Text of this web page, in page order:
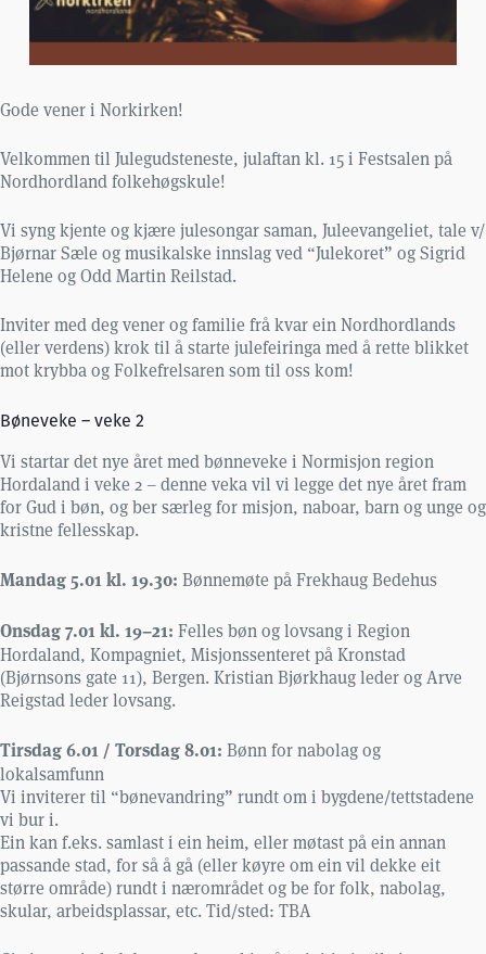
Gode vener i Norkirken!
Velkommen til Julegudsteneste, julaftan kl. 15 i Festsalen på
Nordhordland folkehøgskule!
Vi syng kjente og kjære julesongar saman, Juleevangeliet, tale v/
Bjørnar Sæle og musikalske innslag ved “Julekoret” og Sigrid
Helene og Odd Martin Reilstad.
Inviter med deg vener og familie frå kvar ein Nordhordlands
(eller verdens) krok til å starte julefeiringa med å rette blikket
mot krybba og Folkefrelsaren som til oss kom!
Bøneveke – veke 2
Vi startar det nye året med bønneveke i Normisjon region
Hordaland i veke 2 – denne veka vil vi legge det nye året fram
for Gud i bøn, og ber særleg for misjon, naboar, barn og unge og
kristne fellesskap.
Mandag 5.01 kl. 19.30: Bønnemøte på Frekhaug Bedehus
Onsdag 7.01 kl. 19–21: Felles bøn og lovsang i Region
Hordaland, Kompagniet, Misjonssenteret på Kronstad
(Bjørnsons gate 11), Bergen. Kristian Bjørkhaug leder og Arve
Reigstad leder lovsang.
Tirsdag 6.01 / Torsdag 8.01: Bønn for nabolag og
lokalsamfunn
Vi inviterer til “bønevandring” rundt om i bygdene/tettstadene
vi bur i.
Ein kan f.eks. samlast i ein heim, eller møtast på ein annan
passande stad, for så å gå (eller køyre om ein vil dekke eit
større område) rundt i nærområdet og be for folk, nabolag,
skular, arbeidsplassar, etc. Tid/sted: TBA